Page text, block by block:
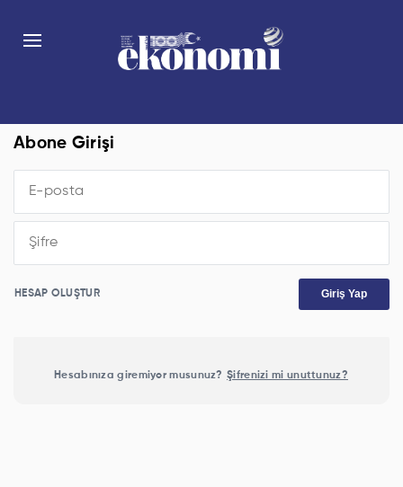
Abone Girişi
HESAP OLUŞTUR Giriş Yap
Hesabınıza giremiyor musunuz? Şifrenizi mi unuttunuz?